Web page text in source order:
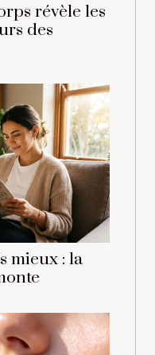
révèle les
des
mieux : la